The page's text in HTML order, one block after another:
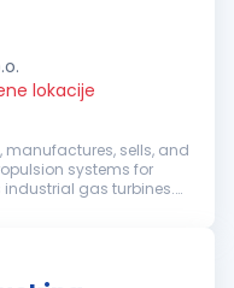
lokacije
manufactures, sells, and
systems for
gas turbines.